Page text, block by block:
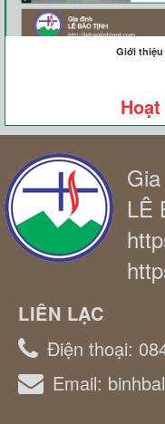
Giới thiệu
LÊ
LIÊN LẠC
Điện thoại:
Email: